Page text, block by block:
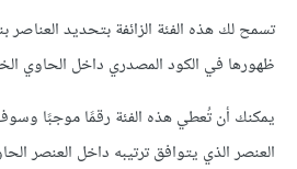
تسمح لك هذه الفئة الزائفة بتحديد العناصر
ظهورها في الكود المصدري داخل الحاوي
يمكنك أن تُعطي هذه الفئة رقمًا موجبًا
العنصر الذي يتوافق ترتيبه داخل العنصر